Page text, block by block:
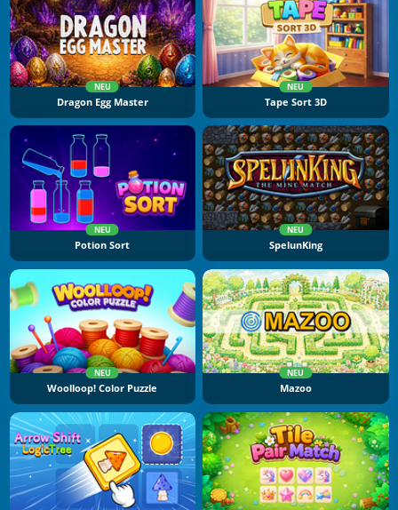
NEU
Dragon Egg Master
NEU
Tape Sort 3D
NEU
Potion Sort
NEU
SpelunKing
NEU
Woolloop! Color Puzzle
NEU
Mazoo